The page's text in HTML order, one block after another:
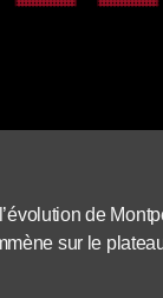
de
sur le